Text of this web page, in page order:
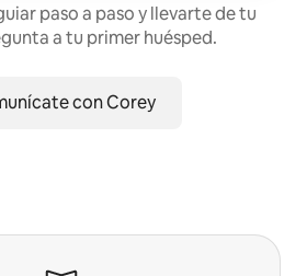
paso a paso y llevarte de tu
a tu primer huésped.
con Corey